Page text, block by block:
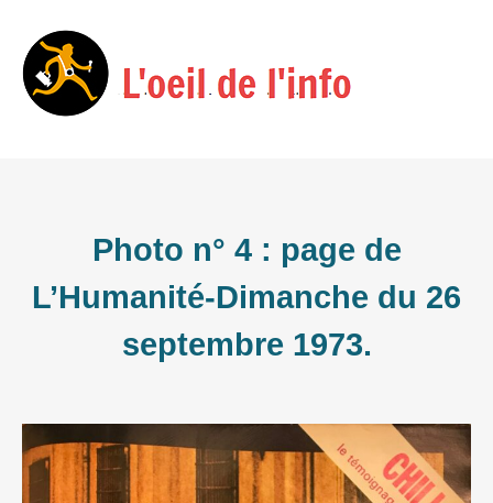
Skip
to
Photo n° 4 : page de
L’Humanité-Dimanche du 26
septembre 1973.